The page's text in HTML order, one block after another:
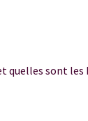
quelles sont